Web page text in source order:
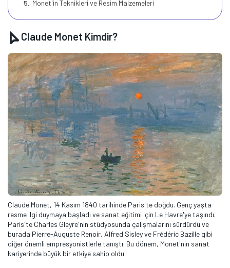
Monet'in Teknikleri ve Resim Malzemeleri
Claude Monet Kimdir?
Claude Monet, 14 Kasım 1840 tarihinde Paris'te doğdu. Genç yaşta
resme ilgi duymaya başladı ve sanat eğitimi için Le Havre'ye taşındı.
Paris'te Charles Gleyre'nin stüdyosunda çalışmalarını sürdürdü ve
burada Pierre-Auguste Renoir, Alfred Sisley ve Frédéric Bazille gibi
diğer önemli empresyonistlerle tanıştı. Bu dönem, Monet'nin sanat
kariyerinde büyük bir etkiye sahip oldu.